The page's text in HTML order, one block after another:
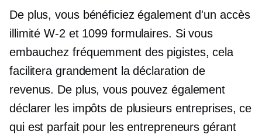
De plus, vous bénéficiez également d'un accès
illimitéW-2 et 1099 formulaires. Si vous
embauchez fréquemment des pigistes, cela
facilitera grandement la déclaration de
revenus. De plus, vous pouvez également
déclarer les impôts de plusieurs entreprises, ce
qui est parfait pour les entrepreneurs gérant